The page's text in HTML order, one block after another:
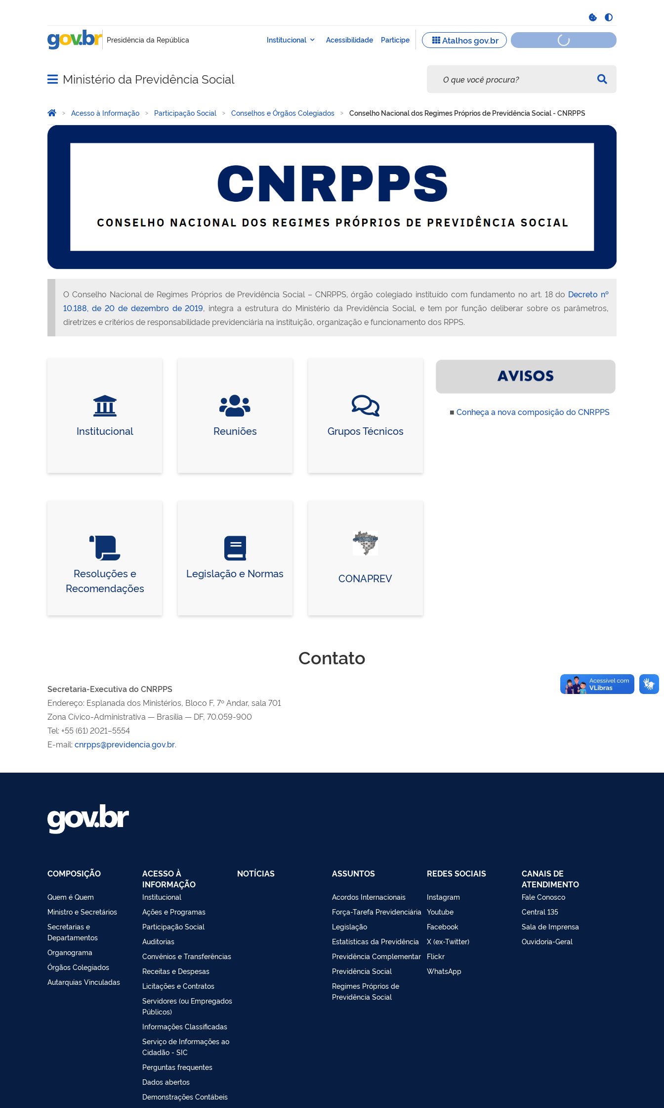
Abrir menu principal de navegação
Ministério da Previdência Social
Você está aqui:
Página Inicial
Acesso à Informação Participação Social Conselhos e Órgãos Colegiados Conselho Nacional dos Regimes Próprios de Previdência Social - CNRPPS
Conselho Nacional dos Regimes Próprios de Previdência Social - CNRPPS
O Conselho Nacional de Regimes Próprios de Previdência Social – CNRPPS, órgão colegiado instituído com fundamento no art. 18 do Decreto nº
10.188, de 20 de dezembro de 2019, integra a estrutura do Ministério da Previdência Social, e tem por função deliberar sobre os parâmetros,
diretrizes e critérios de responsabilidade previdenciária na instituição, organização e funcionamento dos RPPS.
Institucional Reuniões Grupos Técnicos
Resoluções e
Recomendações
Legislação e Normas CONAPREV
■ Conheça a nova composição do CNRPPS
Contato
Secretaria-Executiva do CNRPPS
Endereço: Esplanada dos Ministérios, Bloco F, 7º Andar, sala 701
Zona Cívico-Administrativa — Brasília — DF, 70.059-900
Tel: +55 (61) 2021–5554
E-mail: cnrpps@previdencia.gov.br.
COMPOSIÇÃO
Quem é Quem
Ministro e Secretários
Secretarias e
Departamentos
Organograma
Órgãos Colegiados
Autarquias Vinculadas
ACESSO À
INFORMAÇÃO
Institucional
Ações e Programas
Participação Social
Auditorias
Convênios e Transferências
Receitas e Despesas
Licitações e Contratos
Servidores (ou Empregados
Públicos)
Informações Classificadas
Serviço de Informações ao
Cidadão - SIC
Perguntas frequentes
Dados abertos
Demonstrações Contábeis
NOTÍCIAS ASSUNTOS
Acordos Internacionais
Força-Tarefa Previdenciária
Legislação
Estatísticas da Previdência
Previdência Complementar
Previdência Social
Regimes Próprios de
Previdência Social
REDES SOCIAIS
Instagram
Youtube
Facebook
X (ex-Twitter)
Flickr
WhatsApp
CANAIS DE
ATENDIMENTO
Fale Conosco
Central 135
Sala de Imprensa
Ouvidoria-Geral